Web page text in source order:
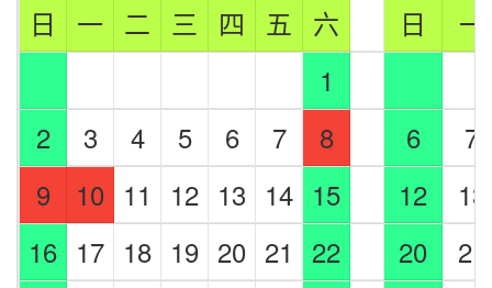
日
一 二 三 四 五 六 日
一
1
2
3 4 5 6 7 8 6
7
9
10 11 12 13 14 15 12
13
16 17 18 19 20 21 22 20
21